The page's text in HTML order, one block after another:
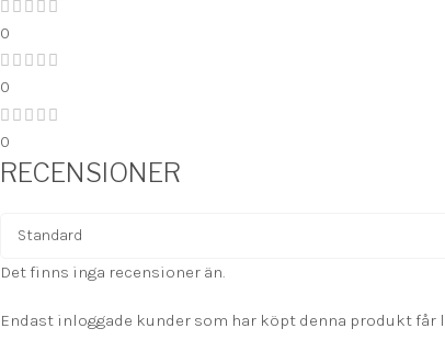
0
0
0
RECENSIONER
Det finns inga recensioner än.
Endast inloggade kunder som har köpt denna produkt får